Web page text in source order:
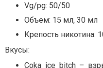
Vg/pg: 50/50
Объем: 15 мл, 30 мл
Крепость никотина:
Вкусы:
Coka ice bitch –